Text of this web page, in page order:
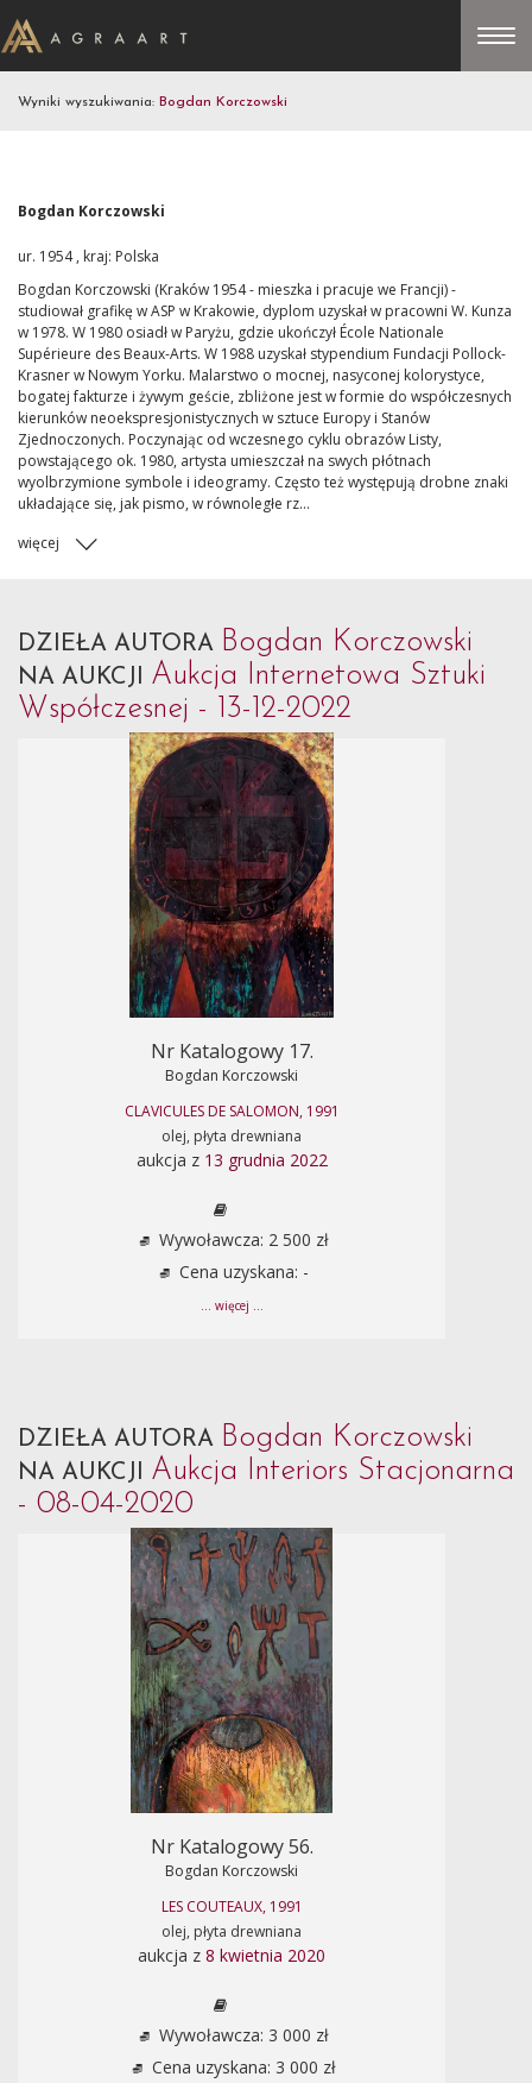
Wyniki wyszukiwania: Bogdan Korczowski
Bogdan Korczowski
ur. 1954 , kraj: Polska
Bogdan Korczowski (Kraków 1954 - mieszka i pracuje we Francji) -
studiował grafikę w ASP w Krakowie, dyplom uzyskał w pracowni W. Kunza
w 1978. W 1980 osiadł w Paryżu, gdzie ukończył École Nationale
Supérieure des Beaux-Arts. W 1988 uzyskał stypendium Fundacji Pollock-
Krasner w Nowym Yorku. Malarstwo o mocnej, nasyconej kolorystyce,
bogatej fakturze i żywym geście, zbliżone jest w formie do współczesnych
kierunków neoekspresjonistycznych w sztuce Europy i Stanów
Zjednoczonych. Poczynając od wczesnego cyklu obrazów Listy,
powstającego ok. 1980, artysta umieszczał na swych płótnach
wyolbrzymione symbole i ideogramy. Często też występują drobne znaki
układające się, jak pismo, w równoległe rz...
więcej
DZIEŁA AUTORA Bogdan Korczowski
NA AUKCJI Aukcja Internetowa Sztuki
Współczesnej - 13-12-2022
Nr Katalogowy 17.
Bogdan Korczowski
CLAVICULES DE SALOMON, 1991
olej, płyta drewniana
aukcja z 13 grudnia 2022
Wywoławcza: 2 500 zł
Cena uzyskana: -
... więcej ...
DZIEŁA AUTORA Bogdan Korczowski
NA AUKCJI Aukcja Interiors Stacjonarna
- 08-04-2020
Nr Katalogowy 56.
Bogdan Korczowski
LES COUTEAUX, 1991
olej, płyta drewniana
aukcja z 8 kwietnia 2020
Wywoławcza: 3 000 zł
Cena uzyskana: 3 000 zł